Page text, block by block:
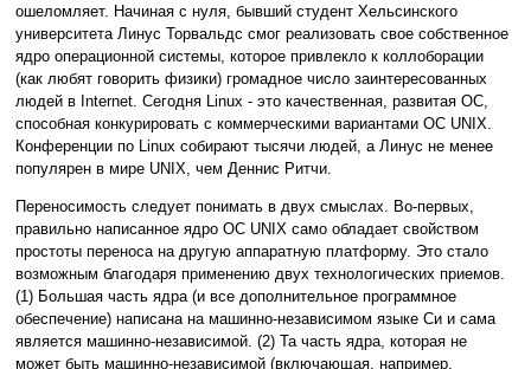
ошеломляет. Начиная с нуля, бывший студент Хельсинского
университета Линус Торвальдс смог реализовать свое собственное
ядро операционной системы, которое привлекло к коллоборации
(как любят говорить физики) громадное число заинтересованных
людей в Internet. Сегодня Linux - это качественная, развитая ОС,
способная конкурировать с коммерческими вариантами ОС UNIX.
Конференции по Linux собирают тысячи людей, а Линус не менее
популярен в мире UNIX, чем Деннис Ритчи.
Переносимость следует понимать в двух смыслах. Во-первых,
правильно написанное ядро ОС UNIX само обладает свойством
простоты переноса на другую аппаратную платформу. Это стало
возможным благодаря применению двух технологических приемов.
(1) Большая часть ядра (и все дополнительное программное
обеспечение) написана на машинно-независимом языке Си и сама
является машинно-независимой. (2) Та часть ядра, которая не
может быть машинно-независимой (включающая, например,